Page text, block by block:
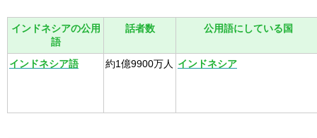
インドネシアの公用
語
話者数 公用語にしている国
インドネシア語 約1億9900万人 インドネシア